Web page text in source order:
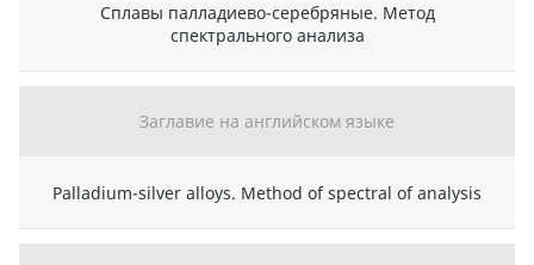
Сплавы палладиево-серебряные. Метод
спектрального анализа
Заглавие на английском языке
Palladium-silver alloys. Method of spectral of analysis